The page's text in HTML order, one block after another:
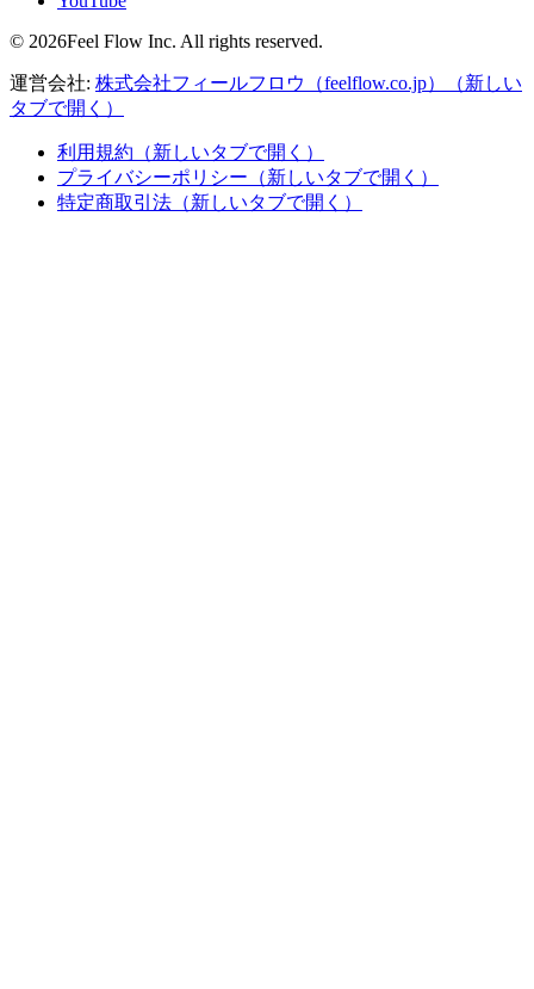
© 2026Feel Flow Inc. All rights reserved.
運営会社: 株式会社フィールフロウ（feelflow.co.jp）
（新しい
タブで開く）
利用規約 （新しいタブで開く）
プライバシーポリシー （新しいタブで開く）
特定商取引法 （新しいタブで開く）